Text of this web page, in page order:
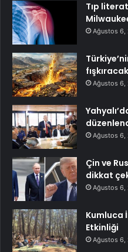
Tıp
Ağustos 6,
fışkıracak
Ağustos 6,
Ağustos 6,
Çin ve
dikkat
Ağustos 6,
Kumluca
Etkinliği
Ağustos 6,